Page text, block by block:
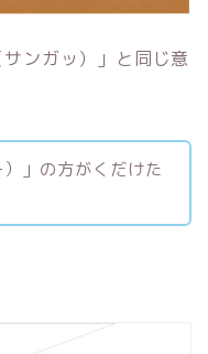
ンガッ）」と同じ意
」の方がくだけた